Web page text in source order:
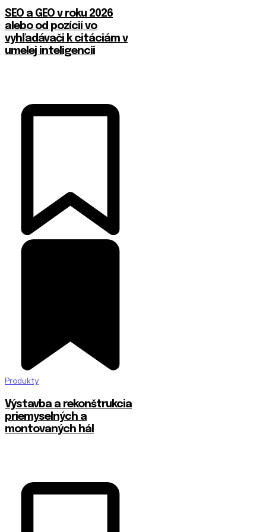
SEO a GEO v roku 2026
alebo od pozícií vo
vyhľadávači k citáciám v
umelej inteligencii
Produkty
Výstavba a rekonštrukcia
priemyselných a
montovaných hál